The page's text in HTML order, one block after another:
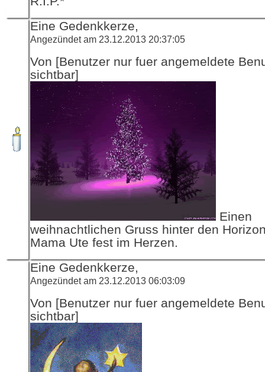
Eine Gedenkkerze,
Angezündet am 23.12.2013 20:37:05
Von [Benutzer nur fuer angemeldete
sichtbar]
Einen
weihnachtlichen Gruss hinter den
Mama Ute fest im Herzen.
Eine Gedenkkerze,
Angezündet am 23.12.2013 06:03:09
Von [Benutzer nur fuer angemeldete
sichtbar]